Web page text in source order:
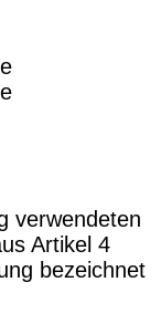
verwendeten
Artikel 4
bezeichnet